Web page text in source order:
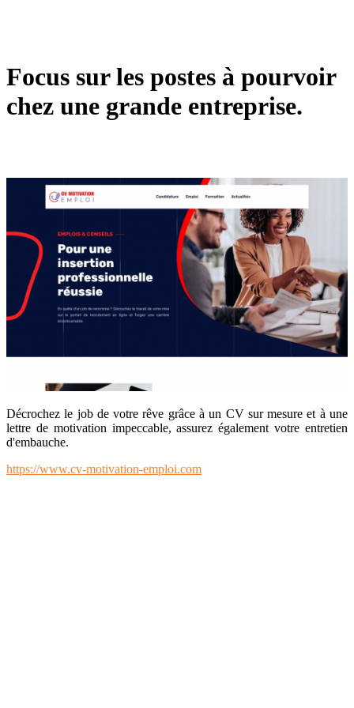
Focus sur les postes à pourvoir
chez une grande entreprise.
Décrochez le job de votre rêve grâce à un CV sur mesure et à une
lettre de motivation impeccable, assurez également votre entretien
d'embauche.
https://www.cv-motivation-emploi.com